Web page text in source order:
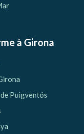
à Girona
Puigventós